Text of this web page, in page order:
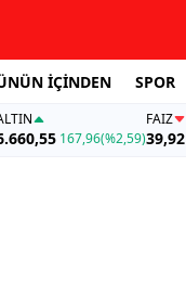
İÇİNDEN SPOR
167,96(%2,59)
FAİZ
39,92